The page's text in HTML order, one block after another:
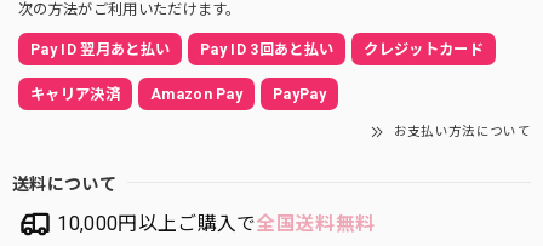
次の方法がご利用いただけます。
Pay ID 翌月あと払い Pay ID 3回あと払い クレジットカード
キャリア決済 Amazon Pay PayPay
お支払い方法について
送料について
10,000円以上ご購入で全国送料無料